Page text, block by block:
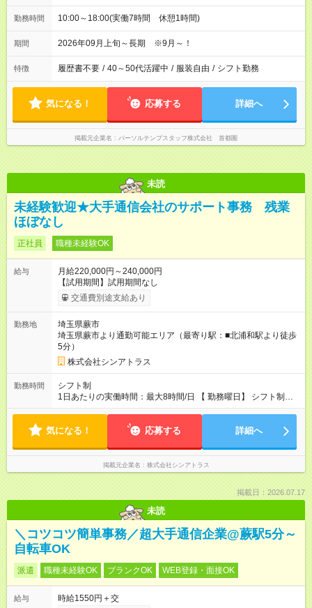
勤務時間 10:00～18:00(実働7時間 休憩1時間)
期間 2026年09月上旬～長期 ※9月～！
特徴 履歴書不要 / 40～50代活躍中 / 服装自由 / シフト勤務
気になる！ 応募する 詳細へ
掲載元企業名 パーソルテンプスタッフ株式会社 首都圏
未読
未経験歓迎★大手通信会社のサポート事務 残業
ほぼなし
正社員 職種未経験OK
給与
月給220,000円～240,000円
【試用期間】試用期間なし
交通費別途支給あり
勤務地
埼玉県蕨市
埼玉県蕨市より通勤可能エリア（最寄り駅：■北浦和駅より徒歩
5分）
株式会社シンアトラス
勤務時間
シフト制
1日あたりの実働時間：最大8時間/日 【 勤務曜日】 シフト制
土日祝含む週５日勤務 【 勤務時間 】 ・ 9：00～20：00（実働
気になる！ 応募する 詳細へ
掲載元企業名 株式会社シンアトラス
掲載日：2026.07.17
未読
＼コツコツ簡単事務／超大手通信企業@蕨駅5分～
自転車OK
派遣 職種未経験OK ブランクOK WEB登録・面接OK
給与 時給1550円＋交